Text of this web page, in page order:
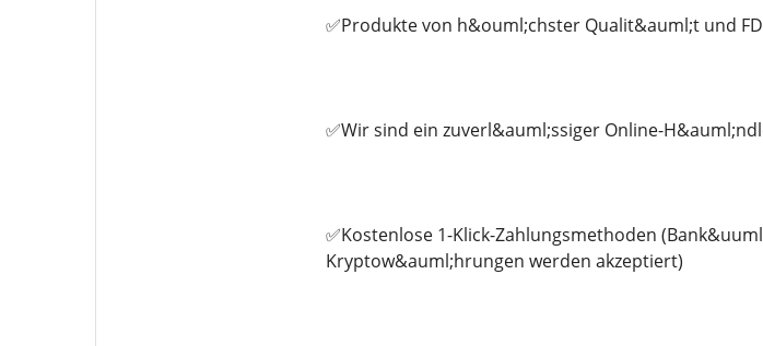
✅Produkte von h&ouml;chster Qualit&auml;t und
✅Wir sind ein zuverl&auml;ssiger Online-
✅Kostenlose 1-Klick-Zahlungsmethoden
Kryptow&auml;hrungen werden akzeptiert)